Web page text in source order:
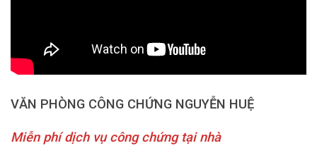
VĂN PHÒNG CÔNG CHỨNG NGUYỄN HUỆ
Miễn phí dịch vụ công chứng tại nhà